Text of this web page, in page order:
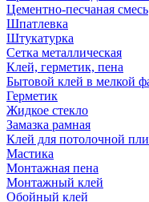
Цементно-песчаная смесь
Шпатлевка
Штукатурка
Сетка металлическая
Клей, герметик, пена
Бытовой клей в мелкой
Герметик
Жидкое стекло
Замазка рамная
Клей для потолочной
Мастика
Монтажная пена
Монтажный клей
Обойный клей